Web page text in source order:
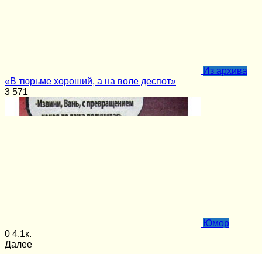
Из архива
«В тюрьме хороший, а на воле деспот»
3 571
Юмор
0 4.1к.
Далее